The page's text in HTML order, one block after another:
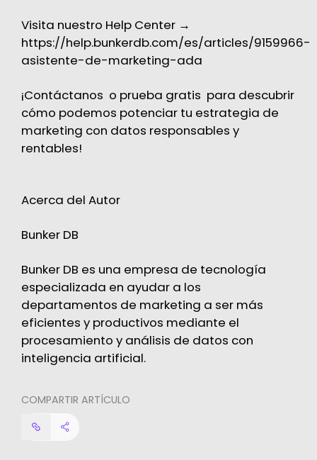
Visita nuestro Help Center →
https://help.bunkerdb.com/es/articles/9159966-
asistente-de-marketing-ada
¡Contáctanos o prueba gratis para descubrir
cómo podemos potenciar tu estrategia de
marketing con datos responsables y
rentables!
Acerca del Autor
Bunker DB
Bunker DB es una empresa de tecnología
especializada en ayudar a los
departamentos de marketing a ser más
eficientes y productivos mediante el
procesamiento y análisis de datos con
inteligencia artificial.
COMPARTIR ARTÍCULO